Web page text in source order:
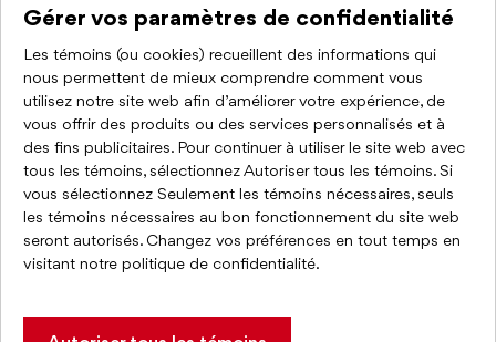
Courtier immobilier commercial
Liens rapides
Nous joindre
FAQ
Politique de confidentialité
Gérer vos paramètres de confidentialité
Les témoins (ou cookies) recueillent des informations qui
nous permettent de mieux comprendre comment vous
utilisez notre site web afin d’améliorer votre expérience, de
vous offrir des produits ou des services personnalisés et à
des fins publicitaires. Pour continuer à utiliser le site web avec
tous les témoins, sélectionnez Autoriser tous les témoins. Si
vous sélectionnez Seulement les témoins nécessaires, seuls
les témoins nécessaires au bon fonctionnement du site web
seront autorisés. Changez vos préférences en tout temps en
visitant notre politique de confidentialité.